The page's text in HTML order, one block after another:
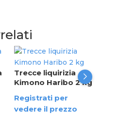
Trecce liquirizia
Kimono Haribo 2 kg
Registrati per
vedere il prezzo